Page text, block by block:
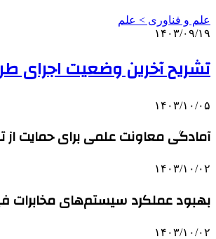
علم و فناوری‌ > علم
۱۴۰۳/۰۹/۱۹
تشریح آخرین وضعیت
۱۴۰۳/۱۰/۰۵
آمادگی معاونت علمی برای حمایت
۱۴۰۳/۱۰/۰۲
بهبود عملکرد سیستم‌های مخابرات
۱۴۰۳/۱۰/۰۲